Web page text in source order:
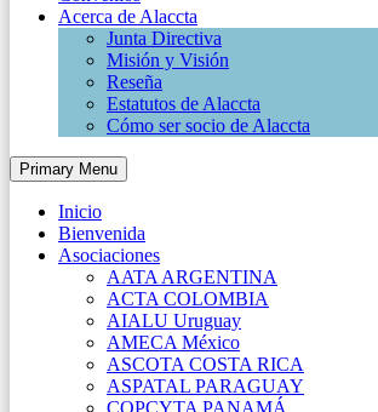
Acerca de Alaccta
Junta Directiva
Misión y Visión
Reseña
Estatutos de Alaccta
Cómo ser socio de Alaccta
Primary Menu
Inicio
Bienvenida
Asociaciones
AATA ARGENTINA
ACTA COLOMBIA
AIALU Uruguay
AMECA México
ASCOTA COSTA RICA
ASPATAL PARAGUAY
COPCYTA PANAMÁ